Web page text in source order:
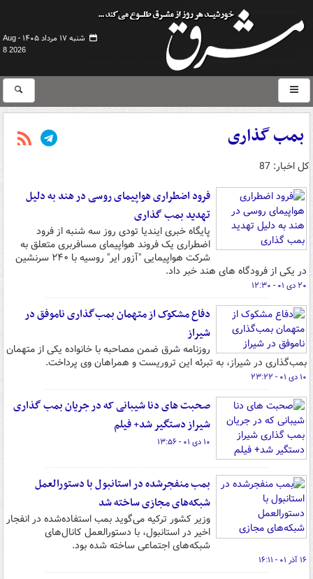
شنبه ۱۷ مرداد ۱۴۰۵ -
Aug
8 2026
بمب گذاری
کل اخبار: 87
فرود اضطراری هواپیمای روسی در هند به دلیل
تهدید بمب گذاری
پایگاه خبری ایندیا تودی روز سه شنبه از فرود
اضطراری یک فروند هواپیمای مسافربری متعلق به
شرکت هواپیمایی "آزور ایر" روسیه با ۲۴۰ سرنشین
در یکی از فرودگاه های هند خبر داد.
۲۰ دی ۰۱ - ۱۲:۳۰
دفاع مشکوک از متهمان بمب‌گذاری ناموفق در
شیراز
روزنامه شرق ضمن مصاحبه با خانواده یکی از متهمان
بمب‌گذاری در شیراز، به تبرئه این تروریست و همراهان وی پرداخت.
۱۰ دی ۰۱ - ۲۳:۲۲
صحبت های دنا شیبانی که در جریان بمب گذاری
شیراز دستگیر شد+ فیلم
۱۰ دی ۰۱ - ۱۳:۵۶
بمب منفجرشده در استانبول با دستورالعمل
شبکه‌های مجازی ساخته شد
وزیر کشور ترکیه می‌گوید بمب استفاده‌شده در انفجار
اخیر در استانبول، با دستورالعمل‌ کانال‌های
شبکه‌های اجتماعی ساخته شده بود.
۱۶ آذر ۰۱ - ۱۶:۱۱